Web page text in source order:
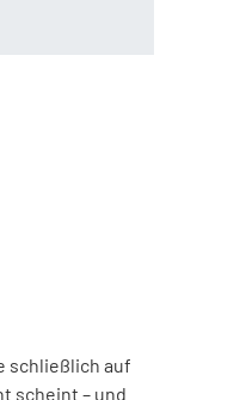
schließlich auf
scheint – und